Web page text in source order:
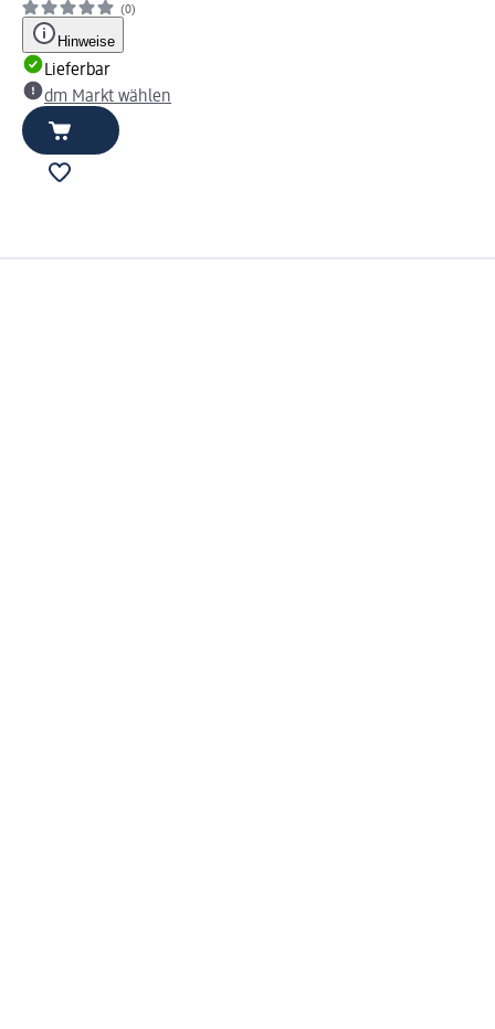
(0)
Hinweise
Lieferbar
dm Markt wählen